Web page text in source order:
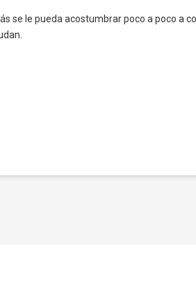
se le pueda acostumbrar poco a poco a